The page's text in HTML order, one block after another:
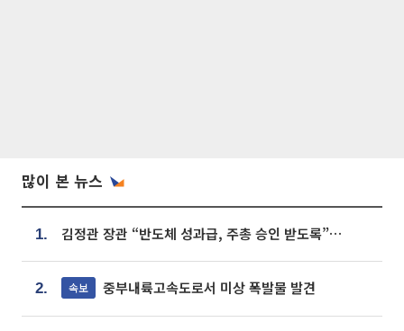
많이 본 뉴스
1. 김정관 장관 “반도체 성과급, 주총 승인 받도록”…상법·자본시장법 개정 시사
2. 속보 중부내륙고속도로서 미상 폭발물 발견